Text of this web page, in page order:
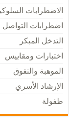
الاضطرابات
اضطرابات التواصل
التدخل المبكر
اختبارات ومقاييس
الموهبة والتفوق
الإرشاد الأسري
طفولة